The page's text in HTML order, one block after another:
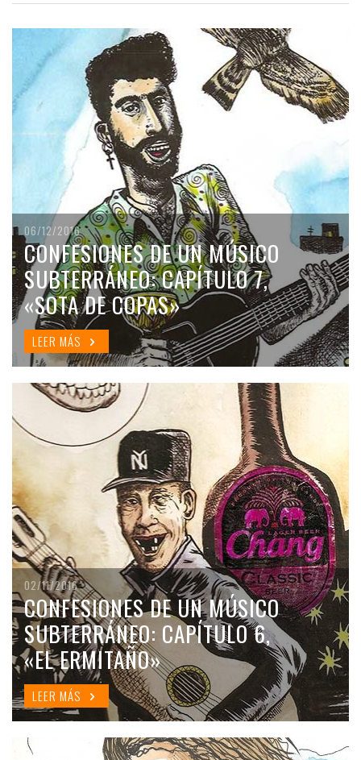
06/12/2016
CONFESIONES DE UN MÚSICO
SUBTERRÁNEO: CAPÍTULO 7,
«SOTA DE COPAS»
LEER MÁS
02/11/2016
CONFESIONES DE UN MÚSICO
SUBTERRÁNEO: CAPÍTULO 6,
«EL ERMITAÑO»
LEER MÁS